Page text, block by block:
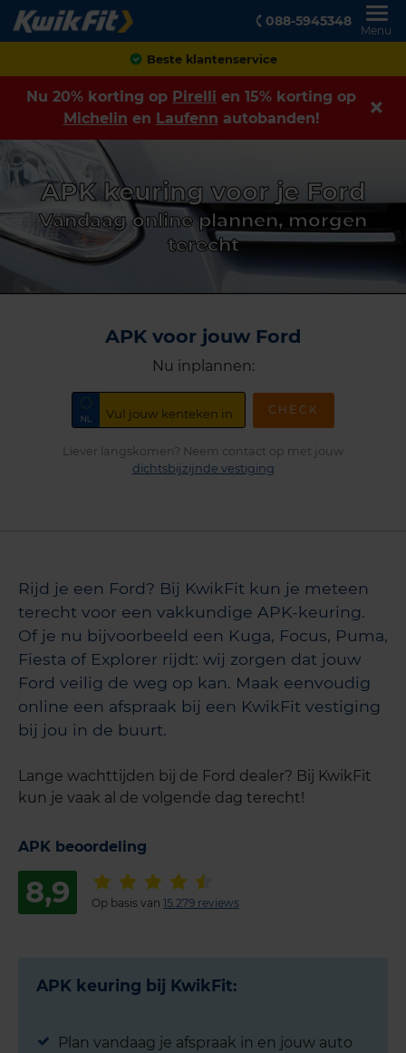
088-5945348
Menu
Beste klantenservice
Nu 20% korting op Pirelli en 15% korting op
Michelin en Laufenn autobanden!
APK keuring voor je Ford
Vandaag online plannen, morgen
terecht
APK voor jouw Ford
Nu inplannen:
CHECK
Liever langskomen? Neem contact op met jouw
dichtsbijzijnde vestiging
Rijd je een Ford? Bij KwikFit kun je meteen
terecht voor een vakkundige APK-keuring.
Of je nu bijvoorbeeld een Kuga, Focus, Puma,
Fiesta of Explorer rijdt: wij zorgen dat jouw
Ford veilig de weg op kan. Maak eenvoudig
online een afspraak bij een KwikFit vestiging
bij jou in de buurt.
Lange wachttijden bij de Ford dealer? Bij KwikFit
kun je vaak al de volgende dag terecht!
APK beoordeling
8,9 Op basis van 15.279 reviews
APK keuring bij KwikFit:
Plan vandaag je afspraak in en jouw auto